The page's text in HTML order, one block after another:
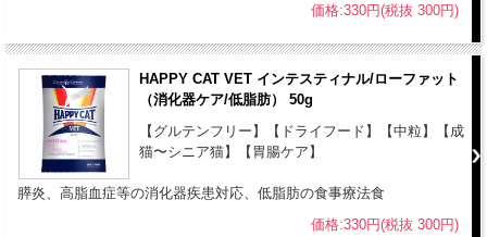
価格:330円(税抜 300円)
HAPPY CAT VET インテスティナル/ローファット
（消化器ケア/低脂肪） 50g
【グルテンフリー】【ドライフード】【中粒】【成
猫〜シニア猫】【胃腸ケア】
膵炎、高脂血症等の消化器疾患対応、低脂肪の食事療法食
価格:330円(税抜 300円)